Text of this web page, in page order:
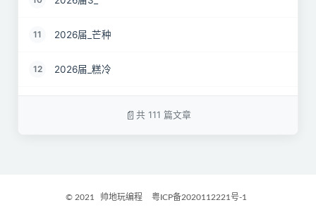
11 2026届_芒种
12 2026届_糕冷
共 111 篇文章
© 2021 帅地玩编程 粤ICP备2020112221号-1